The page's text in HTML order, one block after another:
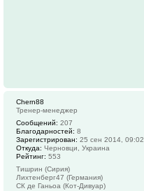
Chern88
Тренер-менеджер
Сообщений: 207
Благодарностей: 8
Зарегистрирован: 25 сен 2014, 09:02
Откуда: Черновци, Украина
Рейтинг: 553
Тишрин (Сирия)
Лихтенберг47 (Германия)
СК де Ганьоа (Кот-Дивуар)